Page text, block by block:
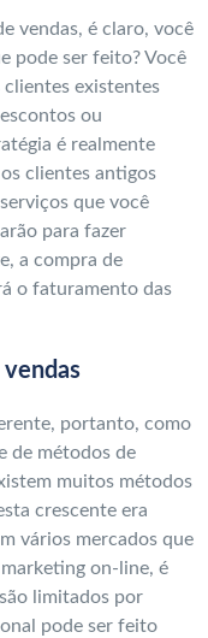
vendas, é claro, você
pode ser feito? Você
clientes existentes
ou
é realmente
clientes antigos
que você
para fazer
a compra de
o faturamento das
portanto, como
de métodos de
muitos métodos
crescente era
vários mercados que
on-line, é
limitados por
pode ser feito